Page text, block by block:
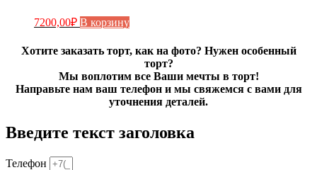
7200,00₽ В корзину
Хотите заказать торт, как на фото? Нужен особенный
торт?
Мы воплотим все Ваши мечты в торт!
Направьте нам ваш телефон и мы свяжемся с вами для
уточнения деталей.
Введите текст заголовка
Телефон